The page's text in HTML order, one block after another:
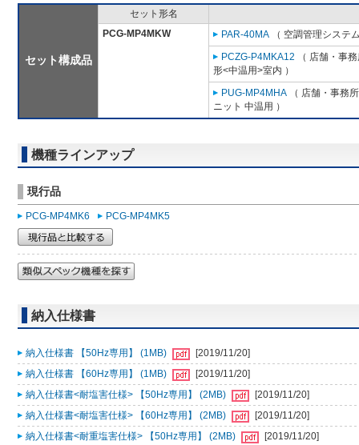
セット構成品
セット形名
PCG-MP4MKW
PAR-40MA （ 空調管理システ
PCZG-P4MKA12 （ 店舗・事
形<中温用>室内 ）
PUG-MP4MHA （ 店舗・事務
ニット 中温用 ）
機種ラインアップ
現行品
PCG-MP4MK6 PCG-MP4MK5
納入仕様書
納入仕様書 【50Hz専用】 (1MB)
[2019/11/20]
納入仕様書 【60Hz専用】 (1MB)
[2019/11/20]
納入仕様書<耐塩害仕様> 【50Hz専用】 (2MB)
[2019/11/20]
納入仕様書<耐塩害仕様> 【60Hz専用】 (2MB)
[2019/11/20]
納入仕様書<耐重塩害仕様> 【50Hz専用】 (2MB)
[2019/11/20]